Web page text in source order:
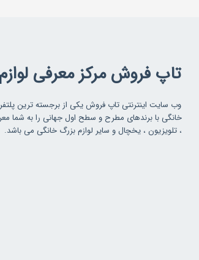
تاپ فروش مرکز معرفی
وب سایت اینترنتی تاپ فروش یکی از برجسته ترین
خانگی با برندهای مطرح و سطح اول جهانی را به شما
، تلویزیون ، یخچال و سایر لوازم بزرگ خانگی می باشد.